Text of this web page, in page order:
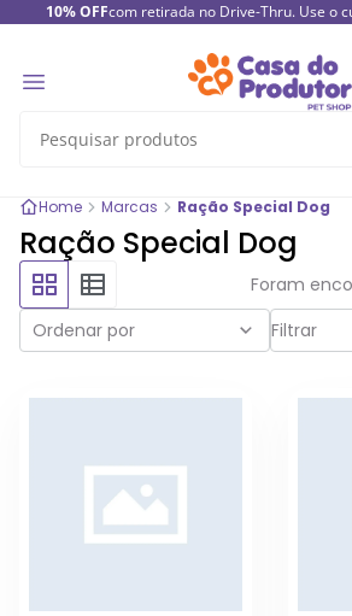
10% OFFcom retirada no Drive-Thru. Use o
Home Marcas Ração Special Dog
Ração Special Dog
Foram
Filtrar
Ordenar por